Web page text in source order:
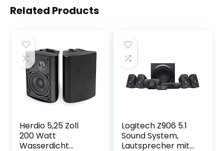
Related Products
Herdio 5,25 Zoll
200 Watt
Wasserdicht
Logitech Z906 5.1
Sound System,
Lautsprecher mit